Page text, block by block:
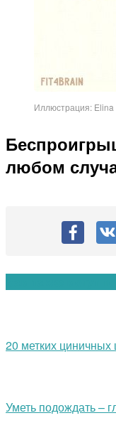
Иллюстрация: Elina
любом
20 метких
Уметь подождать –